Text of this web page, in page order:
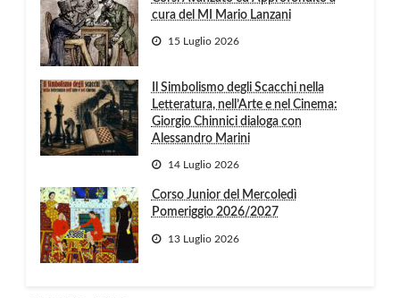
cura del MI Mario Lanzani
15 Luglio 2026
Il Simbolismo degli Scacchi nella
Letteratura, nell’Arte e nel Cinema:
Giorgio Chinnici dialoga con
Alessandro Marini
14 Luglio 2026
Corso Junior del Mercoledì
Pomeriggio 2026/2027
13 Luglio 2026